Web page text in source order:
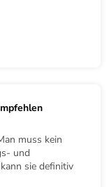
muss kein
und
sie definitiv